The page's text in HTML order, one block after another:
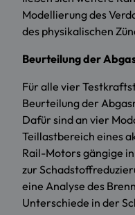
Modellierung des
des physikalischen
Beurteilung der
Für alle vier
Beurteilung der
Dafür sind an vier
Teillastbereich eines
Rail-Motors gängige
zur
eine Analyse des
Unterschiede in der